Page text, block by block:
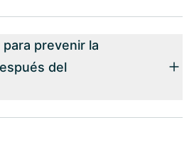
prevenir la
del